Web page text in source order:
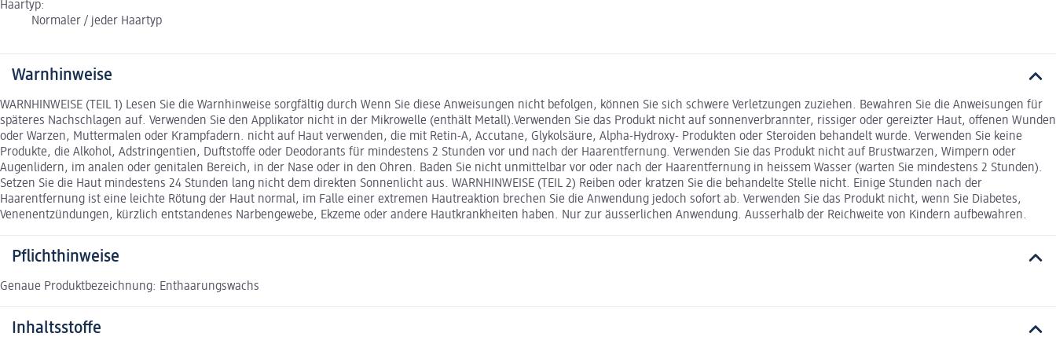
Haartyp:
Normaler / jeder Haartyp
Warnhinweise
WARNHINWEISE (TEIL 1) Lesen Sie die Warnhinweise sorgfältig durch Wenn Sie diese Anweisungen nicht befolgen, können Sie sich schwere Verletzungen zuziehen. Bewahren Sie die Anweisungen für
späteres Nachschlagen auf. Verwenden Sie den Applikator nicht in der Mikrowelle (enthält Metall).Verwenden Sie das Produkt nicht auf sonnenverbrannter, rissiger oder gereizter Haut, offenen Wunden
oder Warzen, Muttermalen oder Krampfadern. nicht auf Haut verwenden, die mit Retin-A, Accutane, Glykolsäure, Alpha-Hydroxy- Produkten oder Steroiden behandelt wurde. Verwenden Sie keine
Produkte, die Alkohol, Adstringentien, Duftstoffe oder Deodorants für mindestens 2 Stunden vor und nach der Haarentfernung. Verwenden Sie das Produkt nicht auf Brustwarzen, Wimpern oder
Augenlidern, im analen oder genitalen Bereich, in der Nase oder in den Ohren. Baden Sie nicht unmittelbar vor oder nach der Haarentfernung in heissem Wasser (warten Sie mindestens 2 Stunden).
Setzen Sie die Haut mindestens 24 Stunden lang nicht dem direkten Sonnenlicht aus. WARNHINWEISE (TEIL 2) Reiben oder kratzen Sie die behandelte Stelle nicht. Einige Stunden nach der
Haarentfernung ist eine leichte Rötung der Haut normal, im Falle einer extremen Hautreaktion brechen Sie die Anwendung jedoch sofort ab. Verwenden Sie das Produkt nicht, wenn Sie Diabetes,
Venenentzündungen, kürzlich entstandenes Narbengewebe, Ekzeme oder andere Hautkrankheiten haben. Nur zur äusserlichen Anwendung. Ausserhalb der Reichweite von Kindern aufbewahren.
Pflichthinweise
Genaue Produktbezeichnung: Enthaarungswachs
Inhaltsstoffe